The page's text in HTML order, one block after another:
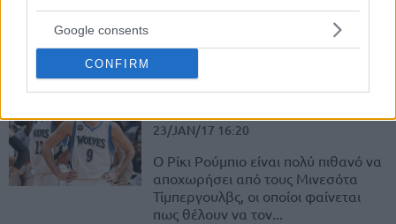
Google consents
CONFIRM
Το βραβείο του European Player of the Year... επιστρέφει!
Ψήφισε τον καλύτερο μέσα από μία 12άδα υποψηφίων και
ΝΒΑ: Νικς και Μπουλς
23/JAN/17 16:20
Ο Ρίκι Ρούμπιο είναι πολύ πιθανό να
αποχωρήσει από τους Μινεσότα
Τίμπεργουλβς, οι οποίοι φαίνεται
πως θέλουν να τον...